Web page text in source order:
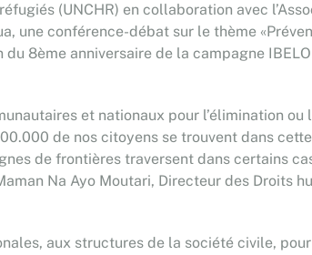
(UNCHR) en collaboration avec
une conférence-débat sur le thème
8ème anniversaire de la campagne
et nationaux pour l’élimination
de nos citoyens se trouvent dans
de frontières traversent dans certains
Na Ayo Moutari, Directeur des Droits
aux structures de la société civile,